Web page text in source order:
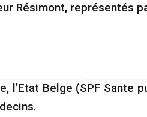
Résimont, représentés
Belge (SPF Sante